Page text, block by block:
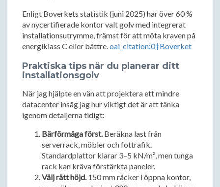
Enligt Boverkets statistik (juni 2025) har över 60 %
av nycertifierade kontor valt golv med integrerat
installationsutrymme, främst för att möta kraven på
energiklass C eller bättre. oai_citation:0‡Boverket
Praktiska tips när du planerar ditt
installationsgolv
När jag hjälpte en vän att projektera ett mindre
datacenter insåg jag hur viktigt det är att tänka
igenom detaljerna tidigt:
Bärförmåga först. Beräkna last från
serverrack, möbler och fottrafik.
Standardplattor klarar 3–5 kN/m², men tunga
rack kan kräva förstärkta paneler.
Välj rätt höjd. 150 mm räcker i öppna kontor,